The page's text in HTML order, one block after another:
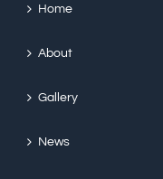
Home
About
Gallery
News